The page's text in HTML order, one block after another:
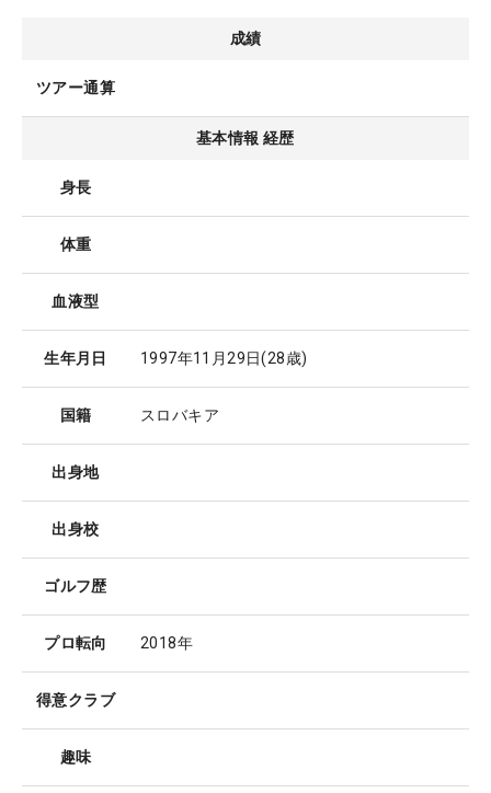
成績
ツアー通算
基本情報 経歴
身長
体重
血液型
生年月日 1997年11月29日(28歳)
国籍 スロバキア
出身地
出身校
ゴルフ歴
プロ転向 2018年
得意クラブ
趣味